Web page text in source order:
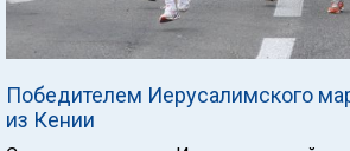
Победителем Иерусалимского
из Кении